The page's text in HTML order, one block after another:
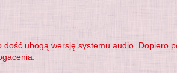
ubogą wersję systemu audio. Dopiero